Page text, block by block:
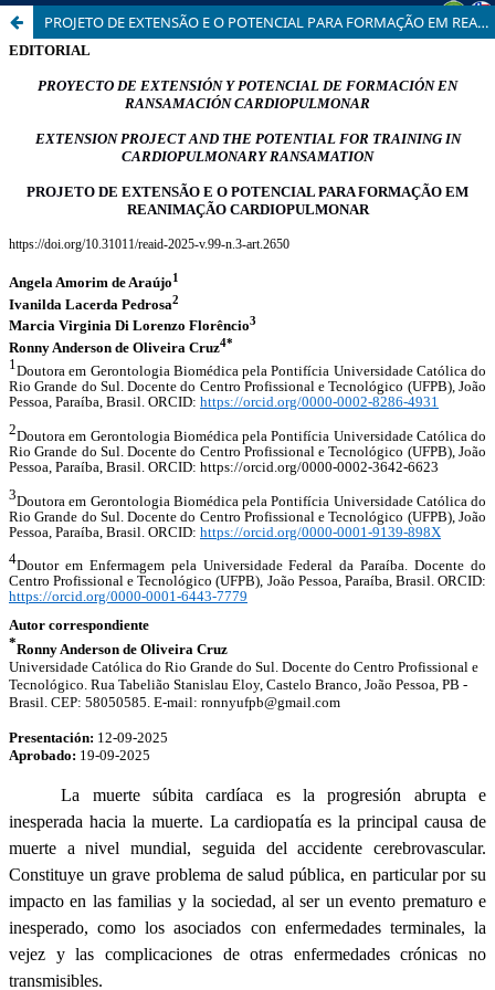
PROJETO DE EXTENSÃO E O POTENCIAL PARA FORMAÇÃO EM REANIMAÇÃO CARDIOPULMONAR